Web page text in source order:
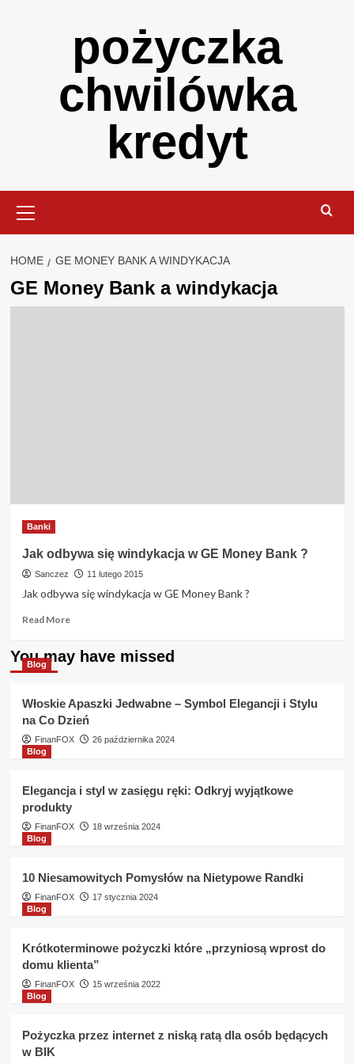
pożyczka
chwilówka
kredyt
Menu
HOME GE MONEY BANK A WINDYKACJA
GE Money Bank a windykacja
Banki
Jak odbywa się windykacja w GE Money Bank ?
Sanczez 11 lutego 2015
Jak odbywa się windykacja w GE Money Bank ?
Read MoreRead
about
Jak
windykacja
w
GE
You may have missed
Blog
Włoskie Apaszki Jedwabne – Symbol Elegancji i Stylu
na Co Dzień
FinanFOX
26 października 2024
Blog
Elegancja i styl w zasięgu ręki: Odkryj wyjątkowe
produkty
FinanFOX
18 września 2024
Blog
10 Niesamowitych Pomysłów na Nietypowe Randki
FinanFOX
17 stycznia 2024
Blog
Krótkoterminowe pożyczki które „przyniosą wprost do
domu klienta”
FinanFOX
15 września 2022
Blog
Pożyczka przez internet z niską ratą dla osób będących
w BIK